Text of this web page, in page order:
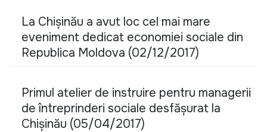
La Chișinău a avut loc cel mai mare
eveniment dedicat economiei sociale din
Republica Moldova (02/12/2017)
Primul atelier de instruire pentru managerii
de întreprinderi sociale desfășurat la
Chișinău (05/04/2017)